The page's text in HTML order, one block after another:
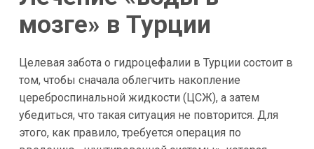
мозге» в Турции
Целевая забота о гидроцефалии в Турции состоит в
том, чтобы сначала облегчить накопление
цереброспинальной жидкости (ЦСЖ), а затем
убедиться, что такая ситуация не повторится. Для
этого, как правило, требуется операция по